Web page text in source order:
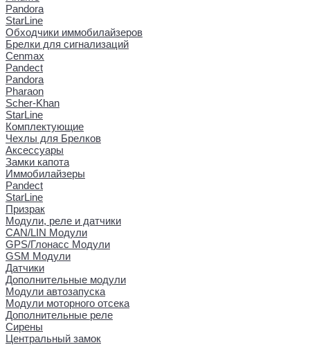
Pandora
StarLine
Обходчики иммобилайзеров
Брелки для сигнализаций
Cenmax
Pandect
Pandora
Pharaon
Scher-Khan
StarLine
Комплектующие
Чехлы для Брелков
Аксессуары
Замки капота
Иммобилайзеры
Pandect
StarLine
Призрак
Модули, реле и датчики
CAN/LIN Модули
GPS/Глонасс Модули
GSM Модули
Датчики
Дополнительные модули
Модули автозапуска
Модули моторного отсека
Дополнительные реле
Сирены
Центральный замок